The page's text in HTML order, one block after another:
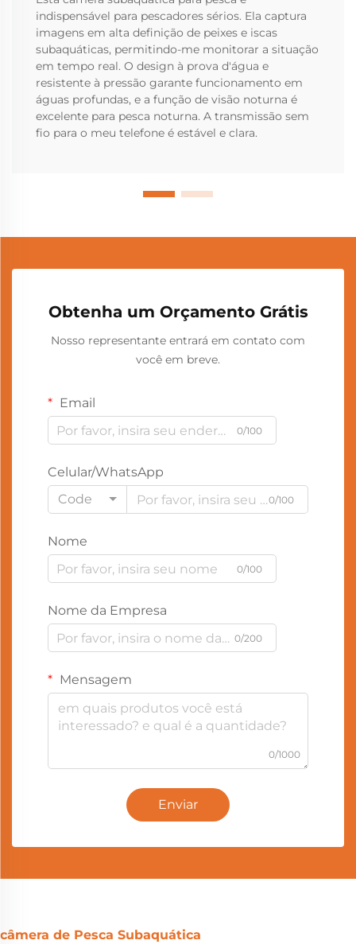
indispensável para pescadores sérios. Ela captura
imagens em alta definição de peixes e iscas
subaquáticas, permitindo-me monitorar a situação
em tempo real. O design à prova d'água e
resistente à pressão garante funcionamento em
águas profundas, e a função de visão noturna é
excelente para pesca noturna. A transmissão sem
fio para o meu telefone é estável e clara.
Obtenha um Orçamento Grátis
Nosso representante entrará em contato com
você em breve.
Email
0/100
Celular/WhatsApp
Code
0/100
Nome
0/100
Nome da Empresa
0/200
Mensagem
0/1000
Enviar
câmera de Pesca Subaquática